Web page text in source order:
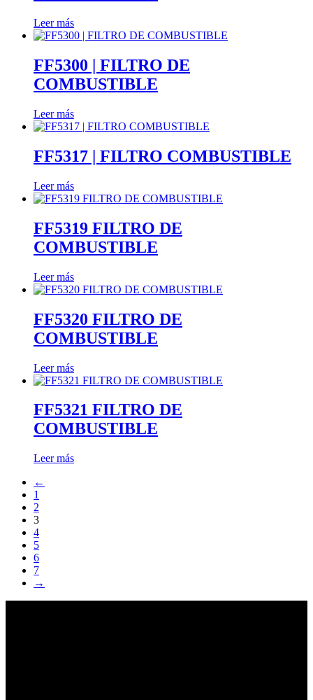
Leer más
FF5300 | FILTRO DE
COMBUSTIBLE
Leer más
FF5317 | FILTRO COMBUSTIBLE
Leer más
FF5319 FILTRO DE
COMBUSTIBLE
Leer más
FF5320 FILTRO DE
COMBUSTIBLE
Leer más
FF5321 FILTRO DE
COMBUSTIBLE
Leer más
←
1
2
3
4
5
6
7
→